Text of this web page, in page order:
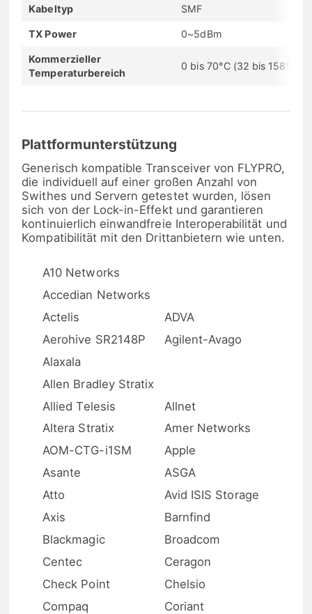
Kabeltyp SMF
TX Power 0~5dBm
Kommerzieller
Temperaturbereich
0 bis 70°C (32 bis 158°F)
Plattformunterstützung
Generisch kompatible Transceiver von FLYPRO,
die individuell auf einer großen Anzahl von
Swithes und Servern getestet wurden, lösen
sich von der Lock-in-Effekt und garantieren
kontinuierlich einwandfreie Interoperabilität und
Kompatibilität mit den Drittanbietern wie unten.
A10 Networks
Accedian Networks
Actelis
ADVA
Aerohive SR2148P
Agilent-Avago
Alaxala
Allen Bradley Stratix
Allied Telesis
Allnet
Altera Stratix
Amer Networks
AOM-CTG-i1SM
Apple
Asante
ASGA
Atto
Avid ISIS Storage
Axis
Barnfind
Blackmagic
Broadcom
Centec
Ceragon
Check Point
Chelsio
Compaq
Coriant